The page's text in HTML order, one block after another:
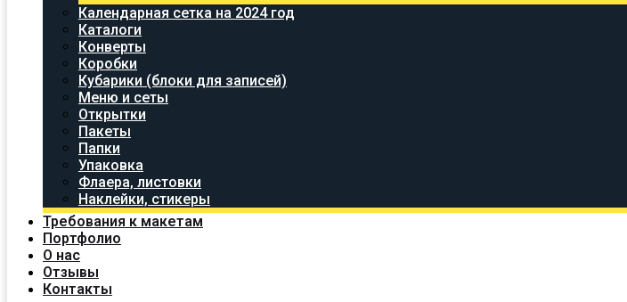
Календарная сетка на 2024 год
Каталоги
Конверты
Коробки
Кубарики (блоки для записей)
Меню и сеты
Открытки
Пакеты
Папки
Упаковка
Флаера, листовки
Наклейки, стикеры
Требования к макетам
Портфолио
О нас
Отзывы
Контакты